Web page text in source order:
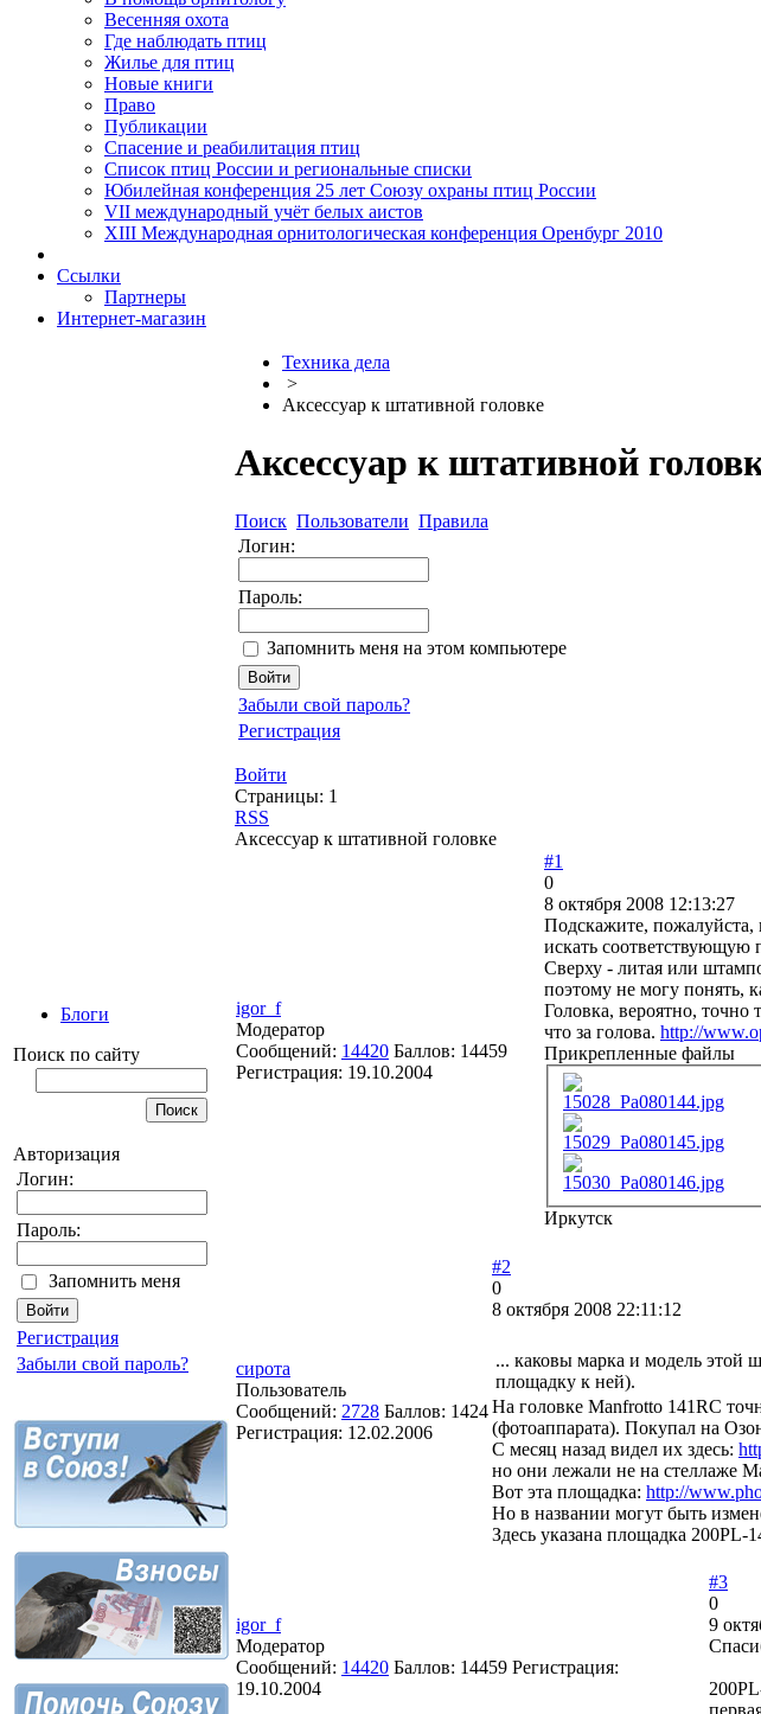
Весенняя охота
Где наблюдать птиц
Жилье для птиц
Новые книги
Право
Публикации
Спасение и реабилитация птиц
Список птиц России и региональные списки
Юбилейная конференция 25 лет Союзу охраны птиц России
VII международный учёт белых аистов
XIII Международная орнитологическая конференция Оренбург 2010
Ссылки
Партнеры
Интернет-магазин
Блоги
Поиск по сайту
Авторизация
Логин:
Пароль:
Запомнить меня
Регистрация
Забыли свой пароль?
Техника дела
>
Аксессуар к штативной головке
Аксессуар к штативной
Поиск Пользователи Правила
Логин:
Пароль:
Запомнить меня на этом компьютере
Забыли свой пароль?
Регистрация
Войти
Страницы: 1
RSS
Аксессуар к штативной головке
igor_f
Модератор
Сообщений: 14420 Баллов: 14459
Регистрация: 19.10.2004
#1
0
8 октября 2008 12:13:27
Подскажите, пожалуйста,
искать соответствующую
Сверху - литая или
поэтому не могу понять,
Головка, вероятно,
что за голова. http://
Прикрепленные файлы
15028_Pa080144.jpg
15029_Pa080145.jpg
15030_Pa080146.jpg
Иркутск
сирота
Пользователь
Сообщений: 2728 Баллов: 1424
Регистрация: 12.02.2006
#2
0
8 октября 2008 22:11:12
... каковы марка и модель этой
площадку к ней).
На головке Manfrotto 141RC
(фотоаппарата). Покупал на
С месяц назад видел их здесь:
но они лежали не на стеллаже
Вот эта площадка: http://
Но в названии могут быть
Здесь указана площадка 200PL-
igor_f
Модератор
Сообщений: 14420 Баллов: 14459 Регистрация:
19.10.2004
#3
0
9